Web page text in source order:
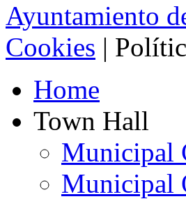
Ayuntamiento
Cookies |
Home
Town Hall
Municipal
Municipal